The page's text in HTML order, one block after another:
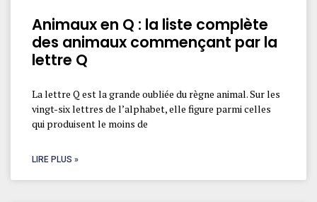
Animaux en Q : la liste complète
des animaux commençant par la
lettre Q
La lettre Q est la grande oubliée du règne animal. Sur les
vingt-six lettres de l’alphabet, elle figure parmi celles
qui produisent le moins de
LIRE PLUS »